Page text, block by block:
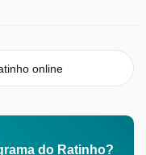
online
do Ratinho?